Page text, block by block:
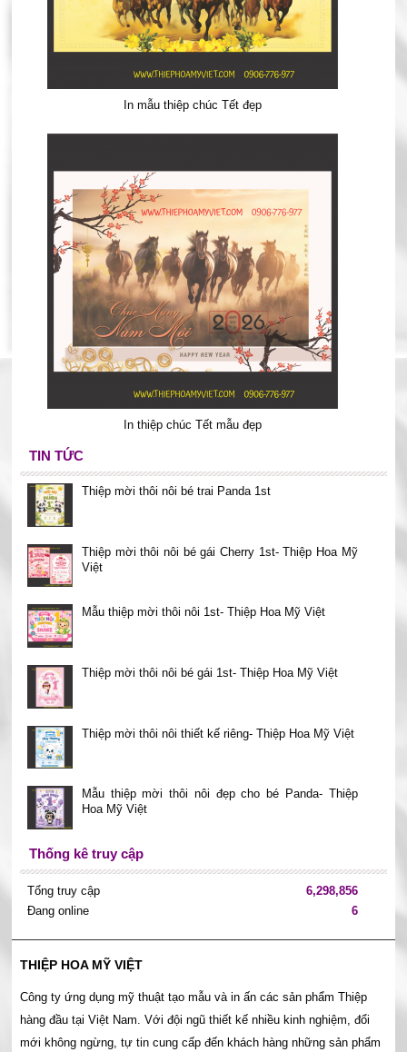
In mẫu thiệp chúc Tết đẹp
In thiệp chúc Tết mẫu đẹp
TIN TỨC
Thiệp mời thôi nôi bé trai Panda 1st
Thiệp mời thôi nôi bé gái Cherry 1st- Thiệp Hoa Mỹ
Việt
Mẫu thiệp mời thôi nôi 1st- Thiệp Hoa Mỹ Việt
Thiệp mời thôi nôi bé gái 1st- Thiệp Hoa Mỹ Việt
Thiệp mời thôi nôi thiết kế riêng- Thiệp Hoa Mỹ Việt
Mẫu thiệp mời thôi nôi đẹp cho bé Panda- Thiệp
Hoa Mỹ Việt
Thống kê truy cập
Tổng truy cập
6,298,856
Đang online
6
THIỆP HOA MỸ VIỆT
Công ty ứng dụng mỹ thuật tạo mẫu và in ấn các sản phẩm Thiệp
hàng đầu tại Việt Nam. Với đội ngũ thiết kế nhiều kinh nghiệm, đổi
mới không ngừng, tự tin cung cấp đến khách hàng những sản phẩm